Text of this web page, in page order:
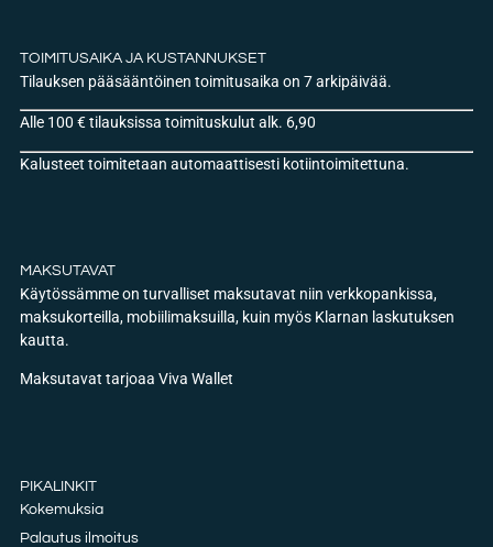
TOIMITUSAIKA JA KUSTANNUKSET
Tilauksen pääsääntöinen toimitusaika on 7 arkipäivää.
Alle 100 € tilauksissa toimituskulut alk. 6,90
Kalusteet toimitetaan automaattisesti kotiintoimitettuna.
MAKSUTAVAT
Käytössämme on turvalliset maksutavat niin verkkopankissa,
maksukorteilla, mobiilimaksuilla, kuin myös Klarnan laskutuksen
kautta.
Maksutavat tarjoaa Viva Wallet
PIKALINKIT
Kokemuksia
Palautus ilmoitus